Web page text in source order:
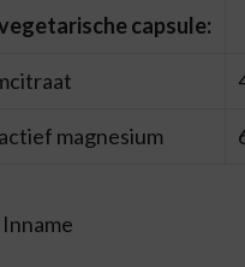
capsule:
magnesium